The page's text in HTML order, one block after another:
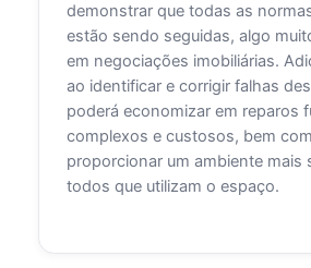
demonstrar que todas as
estão sendo seguidas, algo
em negociações imobiliárias.
ao identificar e corrigir falhas
poderá economizar em reparos
complexos e custosos, bem
proporcionar um ambiente mais
todos que utilizam o espaço.